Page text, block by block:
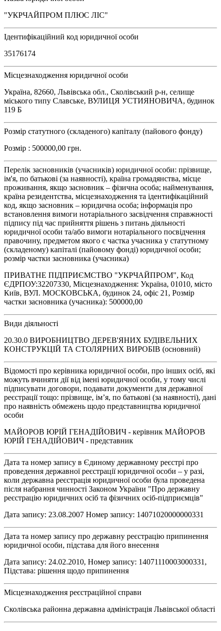
"УКРЧАЙПРОМ ПЛЮС ЛІС"
Ідентифікаційний код юридичної особи
35176174
Місцезнаходження юридичної особи
Україна, 82660, Львівська обл., Сколівський р-н, селище
міського типу Славське, ВУЛИЦЯ УСТИЯНОВИЧА, будинок
119 Б
Розмір статутного (складеного) капіталу (пайового фонду)
Розмір : 500000,00 грн.
Перелік засновників (учасників) юридичної особи: прізвище,
ім'я, по батькові (за наявності), країна громадянства, місце
проживання, якщо засновник – фізична особа; найменування,
країна резидентства, місцезнаходження та ідентифікаційний
код, якщо засновник – юридична особа; інформація про
встановлення вимоги нотаріального засвідчення справжності
підпису під час прийняття рішень з питань діяльності
юридичної особи та/або вимоги нотаріального посвідчення
правочину, предметом якого є частка учасника у статутному
(складеному) капіталі (пайовому фонді) юридичної особи;
розмір частки засновника (учасника)
ПРИВАТНЕ ПІДПРИЄМСТВО "УКРЧАЙПРОМ", Код
ЄДРПОУ:32207330, Місцезнаходження: Україна, 01010, місто
Київ, ВУЛ. МОСКОВСЬКА, будинок 24, офіс 21, Розмір
частки засновника (учасника): 500000,00
Види діяльності
20.30.0 ВИРОБНИЦТВО ДЕРЕВ'ЯНИХ БУДІВЕЛЬНИХ
КОНСТРУКЦІЙ ТА СТОЛЯРНИХ ВИРОБІВ (основний)
Відомості про керівника юридичної особи, про інших осіб, які
можуть вчиняти дії від імені юридичної особи, у тому числі
підписувати договори, подавати документи для державної
реєстрації тощо: прізвище, ім’я, по батькові (за наявності), дані
про наявність обмежень щодо представництва юридичної
особи
МАЙОРОВ ЮРІЙ ГЕНАДІЙОВИЧ - керівник МАЙОРОВ
ЮРІЙ ГЕНАДІЙОВИЧ - представник
Дата та номер запису в Єдиному державному реєстрі про
проведення державної реєстрації юридичної особи – у разі,
коли державна реєстрація юридичної особи була проведена
після набрання чинності Законом України "Про державну
реєстрацію юридичних осіб та фізичних осіб-підприємців"
Дата запису: 23.08.2007 Номер запису: 14071020000000331
Дата та номер запису про державну реєстрацію припинення
юридичної особи, підстава для його внесення
Дата запису: 24.02.2010, Номер запису: 14071110003000331,
Підстава: рішення щодо припинення
Місцезнаходження реєстраційної справи
Сколівська районна державна адміністрація Львівської області